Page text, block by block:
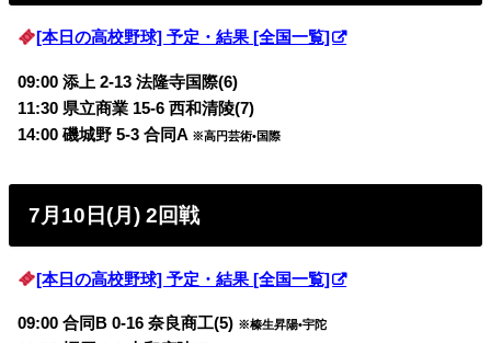
[本日の高校野球] 予定・結果 [全国一覧]
09:00 添上 2-13 法隆寺国際(6)
11:30 県立商業 15-6 西和清陵(7)
14:00 磯城野 5-3 合同A ※高円芸術•国際
7月10日(月) 2回戦
[本日の高校野球] 予定・結果 [全国一覧]
09:00 合同B 0-16 奈良商工(5) ※榛生昇陽•宇陀